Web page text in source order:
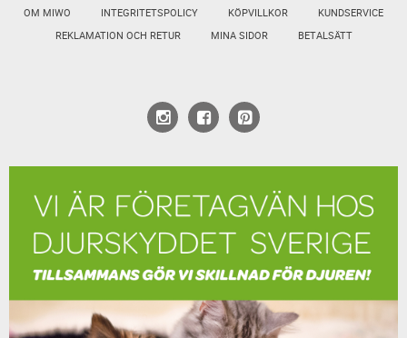
OM MIWO INTEGRITETSPOLICY KÖPVILLKOR
KUNDSERVICE
REKLAMATION OCH RETUR
MINA SIDOR BETALSÄTT